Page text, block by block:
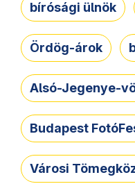
bírósági ülnök
Ördög-árok
Alsó-Jegenye-
Budapest
Városi